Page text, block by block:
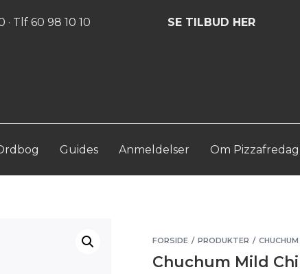
Tlf 60 98 10 10 SE TILBUD HER
Guides Anmeldelser Om Pizzafredag
FORSIDE / PRODUKTER /
Chuchum Mild